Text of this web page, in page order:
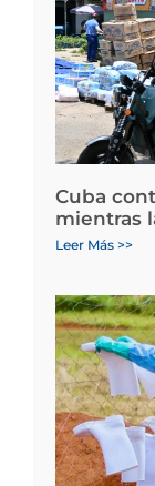
Cuba
mientras
Leer Más >>